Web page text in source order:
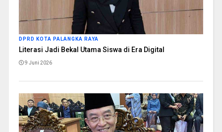
DPRD KOTA PALANGKA RAYA
Literasi Jadi Bekal Utama Siswa di Era Digital
9 Juni 2026